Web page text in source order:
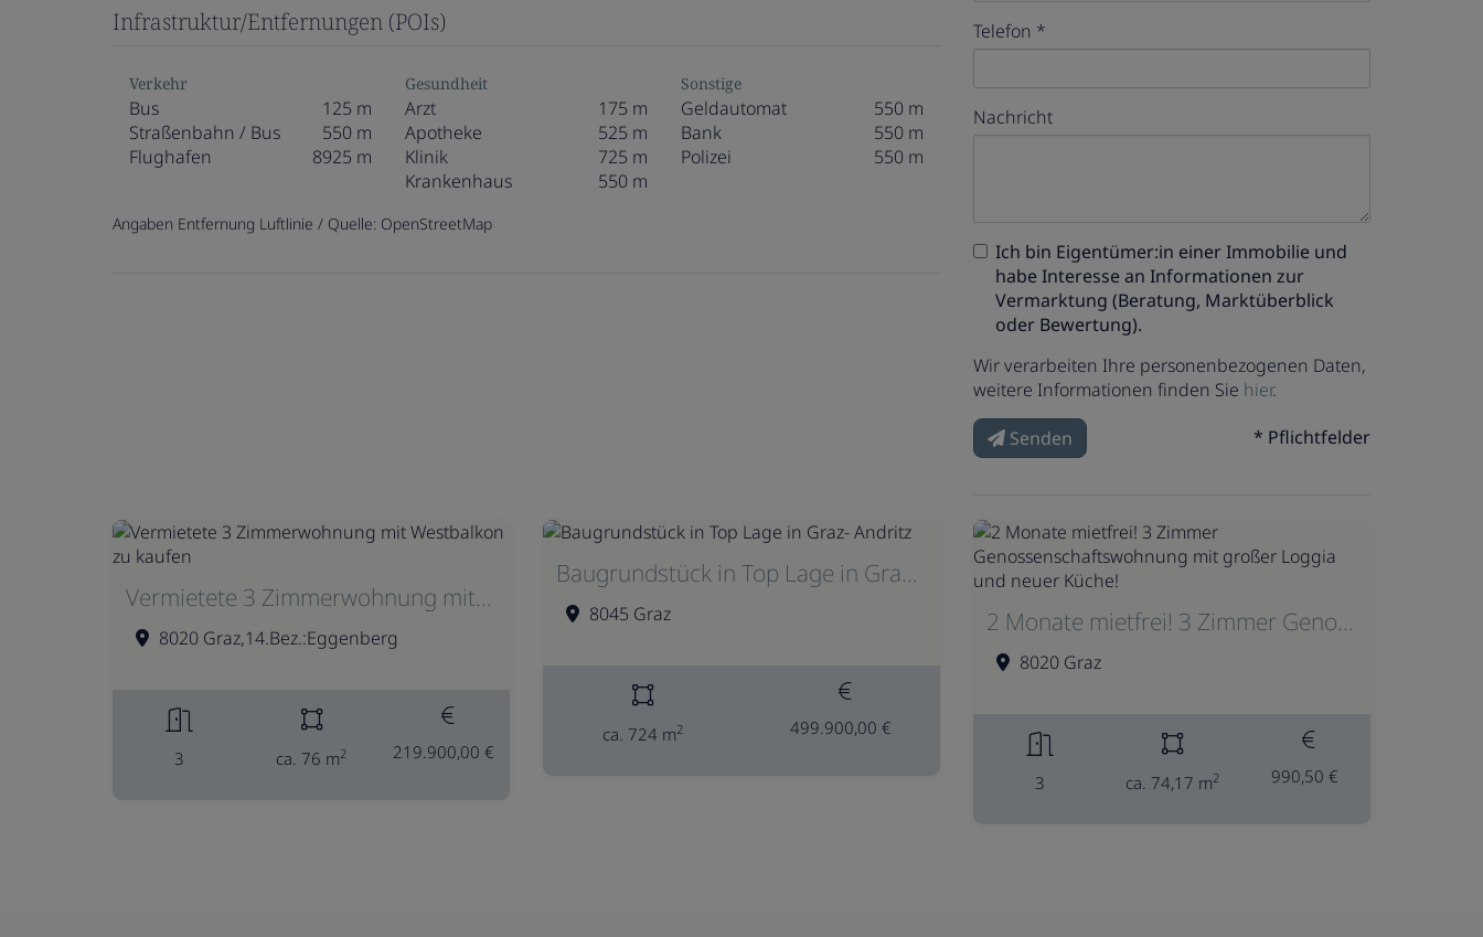
Infrastruktur/Entfernungen (POIs)
Verkehr
Bus
125 m
Straßenbahn / Bus
550 m
Flughafen
8925 m
Gesundheit
Arzt
175 m
Apotheke
525 m
Klinik
725 m
Krankenhaus
550 m
Sonstige
Geldautomat
550 m
Bank
550 m
Polizei
550 m
Angaben Entfernung Luftlinie / Quelle: OpenStreetMap
Telefon
Nachricht
Ich bin Eigentümer:in einer Immobilie und
habe Interesse an Informationen zur
Vermarktung (Beratung, Marktüberblick
oder Bewertung).
Wir verarbeiten Ihre personenbezogenen Daten,
weitere Informationen finden Sie hier.
Senden
* Pflichtfelder
Vermietete 3 Zimmerwohnung mit Westbalkon zu kaufen
8020 Graz,14.Bez.:Eggenberg
3 ca. 76 m2 219.900,00 €
Baugrundstück in Top Lage in Graz- Andritz
8045 Graz
ca. 724 m2 499.900,00 €
2 Monate mietfrei! 3 Zimmer Genossenschaftswohnung mit großer Loggia und neuer Küche!
8020 Graz
3 ca. 74,17 m2 990,50 €